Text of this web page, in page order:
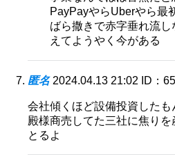
PayPayやらUberやら最
ばら撒きで赤字垂れ流
えてようやく今がある
匿名 2024.04.13 21:02 ID：
会社傾くほど設備投資したも
殿様商売してた三社に焦り
とるよ